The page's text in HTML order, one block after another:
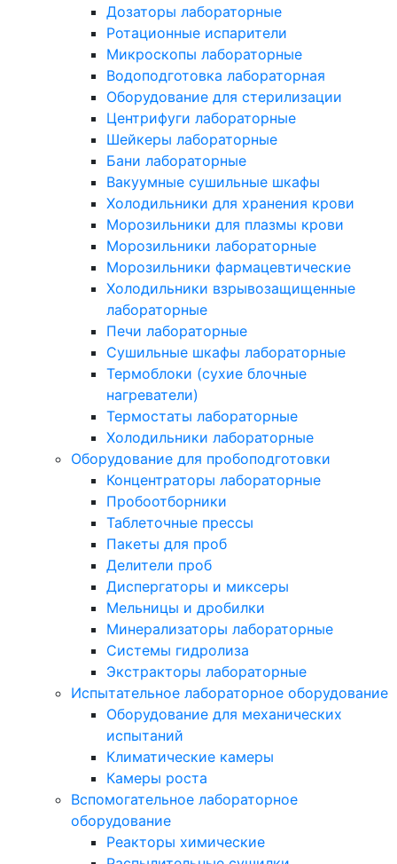
Дозаторы лабораторные
Ротационные испарители
Микроскопы лабораторные
Водоподготовка лабораторная
Оборудование для стерилизации
Центрифуги лабораторные
Шейкеры лабораторные
Бани лабораторные
Вакуумные сушильные шкафы
Холодильники для хранения крови
Морозильники для плазмы крови
Морозильники лабораторные
Морозильники фармацевтические
Холодильники взрывозащищенные
лабораторные
Печи лабораторные
Сушильные шкафы лабораторные
Термоблоки (сухие блочные
нагреватели)
Термостаты лабораторные
Холодильники лабораторные
Оборудование для пробоподготовки
Концентраторы лабораторные
Пробоотборники
Таблеточные прессы
Пакеты для проб
Делители проб
Диспергаторы и миксеры
Мельницы и дробилки
Минерализаторы лабораторные
Системы гидролиза
Экстракторы лабораторные
Испытательное лабораторное оборудование
Оборудование для механических
испытаний
Климатические камеры
Камеры роста
Вспомогательное лабораторное
оборудование
Реакторы химические